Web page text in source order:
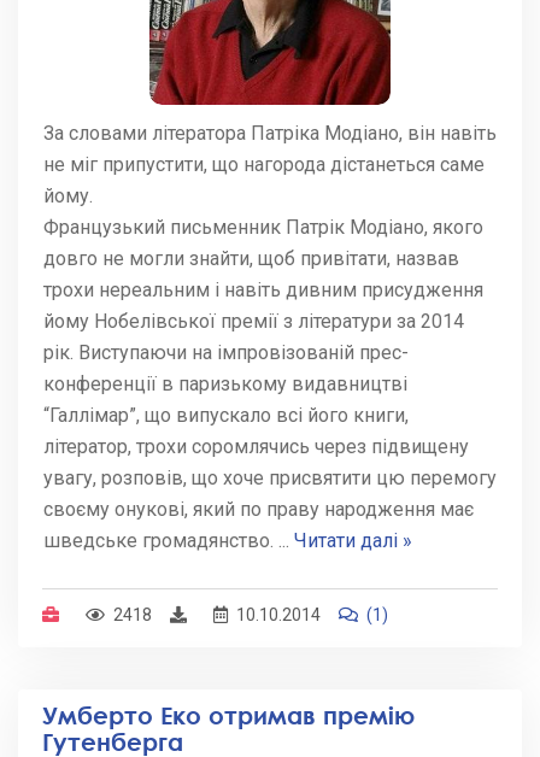
За словами літератора Патріка Модіано, він навіть
не міг припустити, що нагорода дістанеться саме
йому.
Французький письменник Патрік Модіано, якого
довго не могли знайти, щоб привітати, назвав
трохи нереальним і навіть дивним присудження
йому Нобелівської премії з літератури за 2014
рік. Виступаючи на імпровізованій прес-
конференції в паризькому видавництві
“Галлімар”, що випускало всі його книги,
літератор, трохи соромлячись через підвищену
увагу, розповів, що хоче присвятити цю перемогу
своєму онукові, який по праву народження має
шведське громадянство. ... Читати далі »
2418 10.10.2014 (1)
Умберто Еко отримав премію
Гутенберга